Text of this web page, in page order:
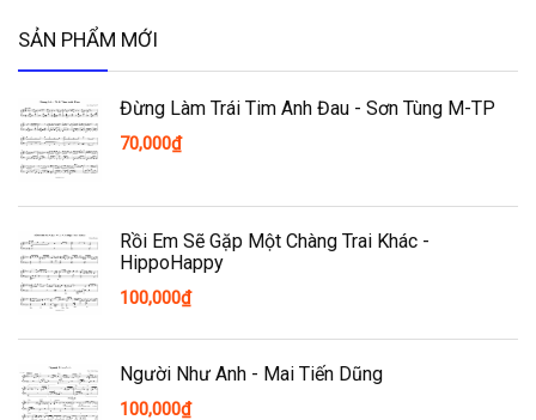
SẢN PHẨM MỚI
Đừng Làm Trái Tim Anh Đau - Sơn Tùng M-TP
70,000₫
Rồi Em Sẽ Gặp Một Chàng Trai Khác -
HippoHappy
100,000₫
Người Như Anh - Mai Tiến Dũng
100,000₫